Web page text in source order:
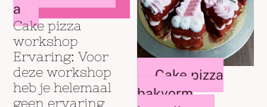
a
Cake pizza
workshop
Ervaring: Voor
deze workshop
heb je helemaal
geen ervaring
Cake pizza
bakvorm